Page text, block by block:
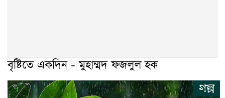
বৃষ্টিতে একদিন - মুহাম্মদ ফজলুল হক